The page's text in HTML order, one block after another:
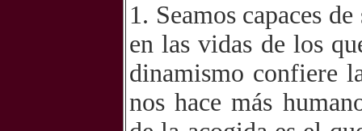
1. Seamos capaces
en las vidas de los
dinamismo confiere
nos hace más